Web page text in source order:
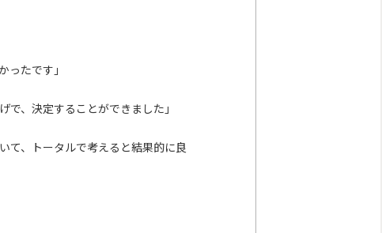
たです」
、決定することができました」
て、トータルで考えると結果的に良